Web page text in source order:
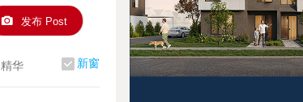
发布 Post
新窗
精华